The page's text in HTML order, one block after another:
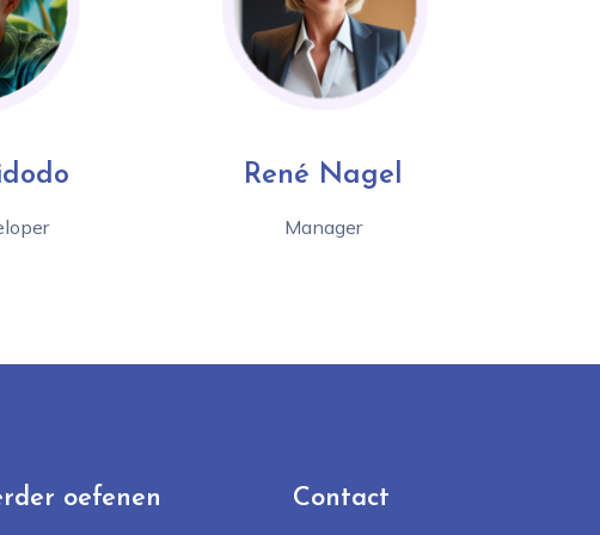
René Nagel
Manager
oefenen Contact